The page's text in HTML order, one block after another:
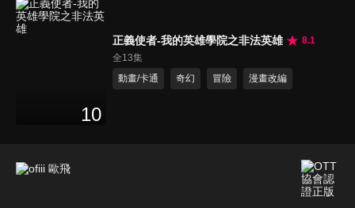
10
正義使者-我的英雄學院之非法英雄
8.1
全13集
動畫/卡通
奇幻 冒險 漫畫改編